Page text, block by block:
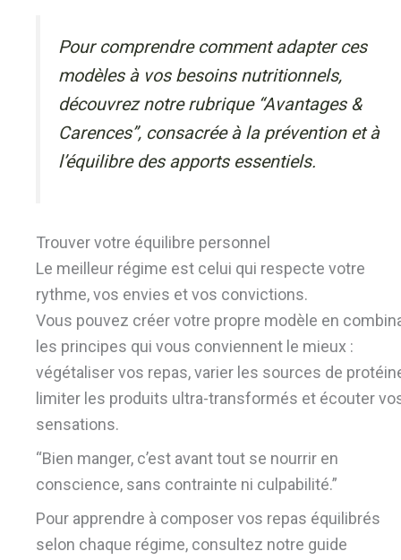
Pour comprendre comment adapter ces
modèles à vos besoins nutritionnels,
découvrez notre rubrique “Avantages &
Carences”, consacrée à la prévention et à
l’équilibre des apports essentiels.
Trouver votre équilibre personnel
Le meilleur régime est celui qui respecte votre
rythme, vos envies et vos convictions.
Vous pouvez créer votre propre modèle en
les principes qui vous conviennent le mieux :
végétaliser vos repas, varier les sources de
limiter les produits ultra-transformés et écouter
sensations.
“Bien manger, c’est avant tout se nourrir en
conscience, sans contrainte ni culpabilité.”
Pour apprendre à composer vos repas équilibrés
selon chaque régime, consultez notre guide